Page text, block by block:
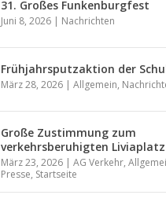
31. Großes Funkenburgfest
Juni 8, 2026 | Nachrichten
Frühjahrsputzaktion der
März 28, 2026 |Allgemein,
Große Zustimmung zum
verkehrsberuhigten Liviaplatz
März 23, 2026 |AG Verkehr,
Presse, Startseite